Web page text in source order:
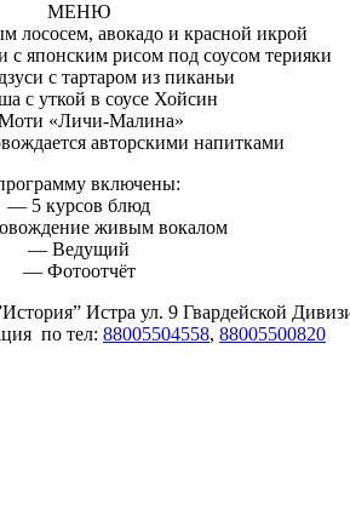
МЕНЮ
лососем, авокадо и красной икрой
японским рисом под соусом терияки
с тартаром из пиканьи
с уткой в соусе Хойсин
«Личи-Малина»
авторскими напитками
включены:
— 5 курсов блюд
живым вокалом
— Ведущий
— Фотоотчёт
Истра ул. 9 Гвардейской
по тел: 88005504558, 88005500820